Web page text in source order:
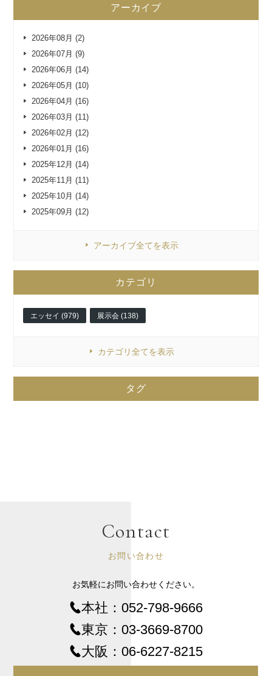
アーカイブ
2026年08月 (2)
2026年07月 (9)
2026年06月 (14)
2026年05月 (10)
2026年04月 (16)
2026年03月 (11)
2026年02月 (12)
2026年01月 (16)
2025年12月 (14)
2025年11月 (11)
2025年10月 (14)
2025年09月 (12)
アーカイブ全てを表示
カテゴリ
エッセイ (979) 展示会 (138)
カテゴリ全てを表示
タグ
Contact
お問い合わせ
お気軽にお問い合わせください。
本社： 052-798-9666
東京： 03-3669-8700
大阪： 06-6227-8215